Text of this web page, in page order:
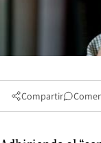
Compartir